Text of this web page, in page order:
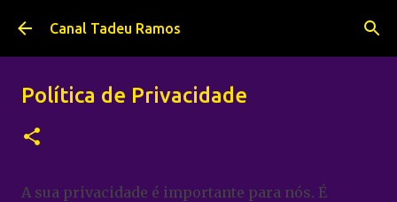
Pular para o conteúdo principal
Canal Tadeu Ramos
Política de Privacidade
A sua privacidade é importante para nós. É